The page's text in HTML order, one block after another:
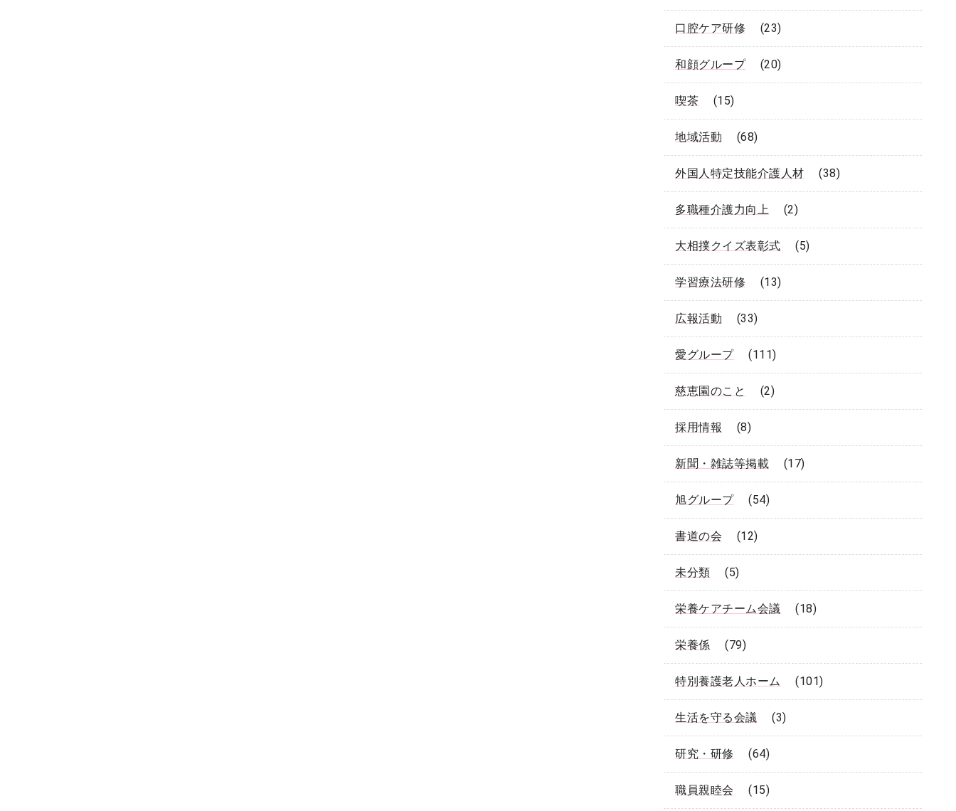
口腔ケア研修 (23)
和顔グループ (20)
喫茶 (15)
地域活動 (68)
外国人特定技能介護人材 (38)
多職種介護力向上 (2)
大相撲クイズ表彰式 (5)
学習療法研修 (13)
広報活動 (33)
愛グループ (111)
慈恵園のこと (2)
採用情報 (8)
新聞・雑誌等掲載 (17)
旭グループ (54)
書道の会 (12)
未分類 (5)
栄養ケアチーム会議 (18)
栄養係 (79)
特別養護老人ホーム (101)
生活を守る会議 (3)
研究・研修 (64)
職員親睦会 (15)